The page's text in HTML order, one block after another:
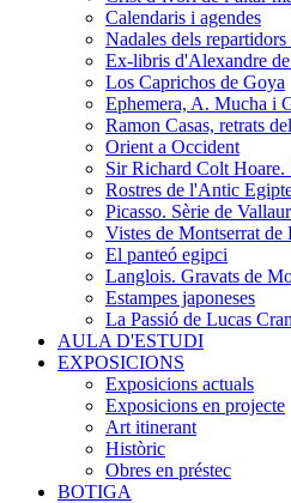
Calendaris i agendes
Nadales dels
Ex-libris d'Alexandre
Los Caprichos de Goya
Ephemera, A. Mucha i
Ramon Casas, retrats
Orient a Occident
Sir Richard Colt Hoare.
Rostres de l'Antic
Picasso. Sèrie de
Vistes de Montserrat de
El panteó egipci
Langlois. Gravats de
Estampes japoneses
La Passió de Lucas
AULA D'ESTUDI
EXPOSICIONS
Exposicions actuals
Exposicions en projecte
Art itinerant
Històric
Obres en préstec
BOTIGA